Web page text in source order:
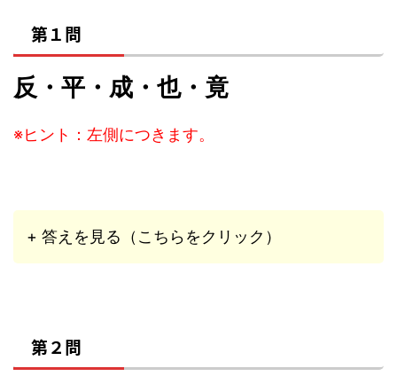
第１問
反・平・成・也・竟
※ヒント：左側につきます。
+ 答えを見る（こちらをクリック）
第２問